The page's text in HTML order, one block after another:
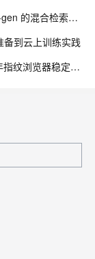
跨境服装电商宣传图生成开源软件：gcc-model-gen 的混合检索与风格继承架构
备到云上训练实践
环境一致性才是账号稳定的第一性原理：2026年指纹浏览器稳定性技术拆解